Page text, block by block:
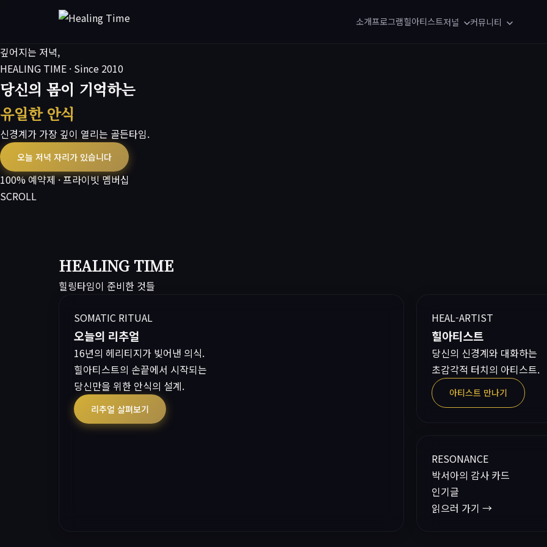
소개프로그램힐아티스트저널 커뮤니티
깊어지는 저녁,
HEALING TIME · Since 2010
당신의 몸이 기억하는
유일한 안식
신경계가 가장 깊이 열리는 골든타임.
오늘 저녁 자리가 있습니다
100% 예약제 · 프라이빗 멤버십
SCROLL
HEALING TIME
힐링타임이 준비한 것들
SOMATIC RITUAL
오늘의 리추얼
16년의 헤리티지가 빚어낸 의식.
힐아티스트의 손끝에서 시작되는
당신만을 위한 안식의 설계.
리추얼 살펴보기
HEAL-ARTIST
힐아티스트
당신의 신경계와 대화하는
초감각적 터치의 아티스트.
아티스트 만나기
RESONANCE
박서아의 감사 카드
인기글
읽으러 가기 →